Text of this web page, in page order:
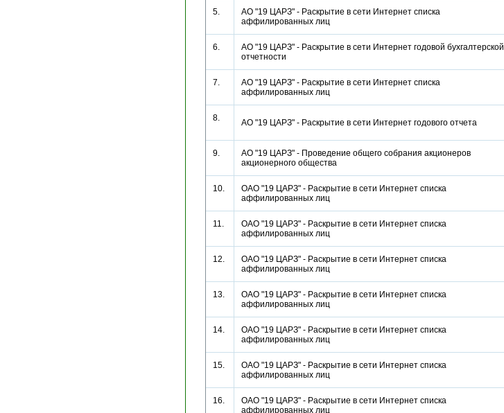
5.
АО "19 ЦАРЗ" - Раскрытие в сети Интернет списка
аффилированных лиц
6.
АО "19 ЦАРЗ" - Раскрытие в сети Интернет годовой бухгалтерской
отчетности
7.
АО "19 ЦАРЗ" - Раскрытие в сети Интернет списка
аффилированных лиц
8. АО "19 ЦАРЗ" - Раскрытие в сети Интернет годового отчета
9.
АО "19 ЦАРЗ" - Проведение общего собрания акционеров
акционерного общества
10.
ОАО "19 ЦАРЗ" - Раскрытие в сети Интернет списка
аффилированных лиц
11.
ОАО "19 ЦАРЗ" - Раскрытие в сети Интернет списка
аффилированных лиц
12.
ОАО "19 ЦАРЗ" - Раскрытие в сети Интернет списка
аффилированных лиц
13.
ОАО "19 ЦАРЗ" - Раскрытие в сети Интернет списка
аффилированных лиц
14.
ОАО "19 ЦАРЗ" - Раскрытие в сети Интернет списка
аффилированных лиц
15.
ОАО "19 ЦАРЗ" - Раскрытие в сети Интернет списка
аффилированных лиц
16.
ОАО "19 ЦАРЗ" - Раскрытие в сети Интернет списка
аффилированных лиц